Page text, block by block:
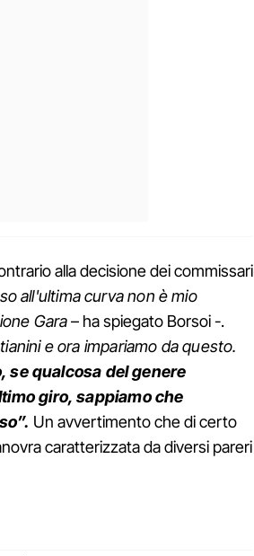
alla decisione dei commissari
all'ultima curva non è mio
Gara– ha spiegato Borsoi -.
e ora impariamo da questo.
se qualcosa del genere
giro, sappiamo che
Un avvertimento che di certo
caratterizzata da diversi pareri